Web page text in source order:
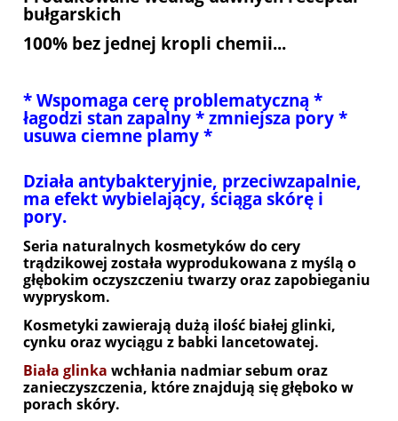
bułgarskich
100% bez jednej kropli chemii...
* Wspomaga cerę problematyczną *
łagodzi stan zapalny * zmniejsza pory *
usuwa ciemne plamy *
Działa antybakteryjnie, przeciwzapalnie,
ma efekt wybielający, ściąga skórę i
pory.
Seria naturalnych kosmetyków do cery
trądzikowej została wyprodukowana z myślą o
głębokim oczyszczeniu twarzy oraz zapobieganiu
wypryskom.
Kosmetyki zawierają dużą ilość białej glinki,
cynku oraz wyciągu z babki lancetowatej.
Biała glinka wchłania nadmiar sebum oraz
zanieczyszczenia, które znajdują się głęboko w
porach skóry.